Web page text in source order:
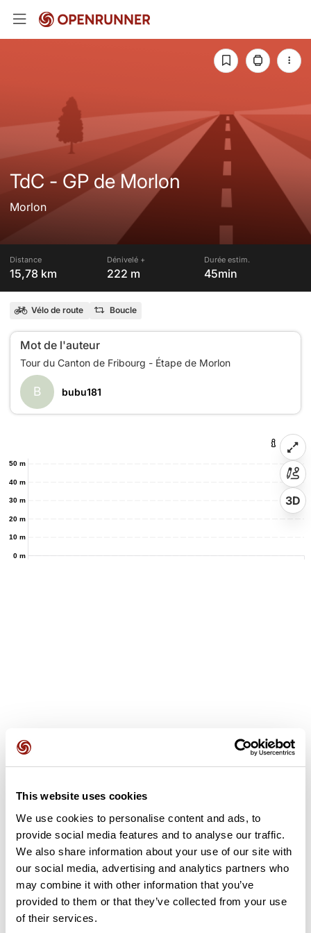
This website uses cookies
We use cookies to personalise content and ads, to
provide social media features and to analyse our traffic.
We also share information about your use of our site with
our social media, advertising and analytics partners who
may combine it with other information that you’ve
provided to them or that they’ve collected from your use
of their services.
TdC - GP de Morlon
Morlon
Distance
15,78 km
Dénivelé +
222 m
Durée estim.
45min
Vélo de route Boucle
Mot de l'auteur
B bubu181
0 m
10 m
20 m
30 m
40 m
50 m
3D
Soyez le premier à ajouter un avis !
Ajouter un avis